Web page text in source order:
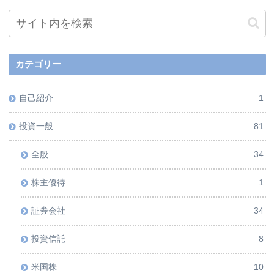
カテゴリー
自己紹介 1
投資一般 81
全般 34
株主優待 1
証券会社 34
投資信託 8
米国株 10